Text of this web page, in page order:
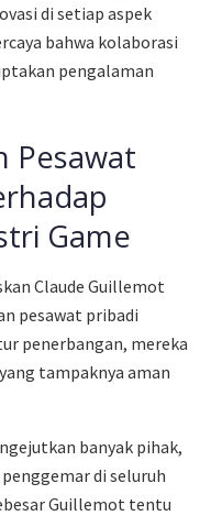
di setiap aspek
bahwa kolaborasi
pengalaman
Pesawat
Game
Claude Guillemot
pesawat pribadi
penerbangan, mereka
tampaknya aman
banyak pihak,
di seluruh
Guillemot tentu